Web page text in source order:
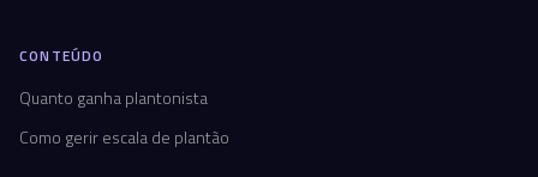
CONTEÚDO
Quanto ganha plantonista
Como gerir escala de plantão